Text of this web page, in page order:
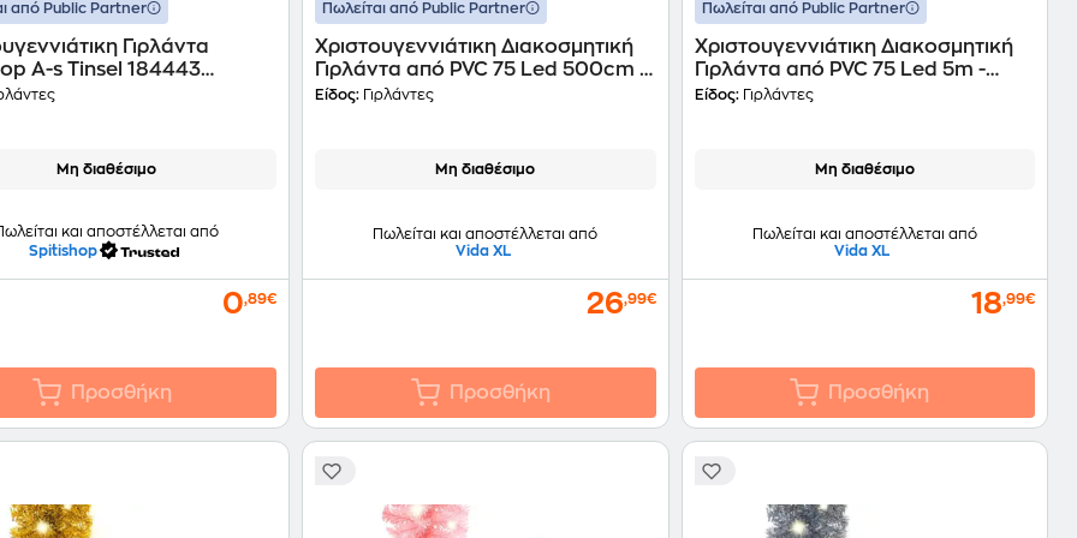
από Public Partner
Γιρλάντα
A-s Tinsel 184443
1 Τμχ - Ασημί
Μη διαθέσιμο
και αποστέλλεται από
Spitishop
0,89€
Προσθήκη
Πωλείται από Public Partner
Χριστουγεννιάτικη Διακοσμητική
Γιρλάντα από PVC 75 Led 500cm -
Χρυσή
Είδος: Γιρλάντες
Μη διαθέσιμο
Πωλείται και αποστέλλεται από
Vida XL
26,99€
Προσθήκη
Πωλείται από Public Partner
Χριστουγεννιάτικη Διακοσμητική
Γιρλάντα από PVC 75 Led 5m -
Κόκκινη
Είδος:Γιρλάντες
Μη διαθέσιμο
Πωλείται και αποστέλλεται από
Vida XL
18,99€
Προσθήκη